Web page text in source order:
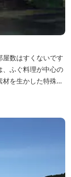
数はすくないです
、ふぐ料理が中心の
を生かした特殊料